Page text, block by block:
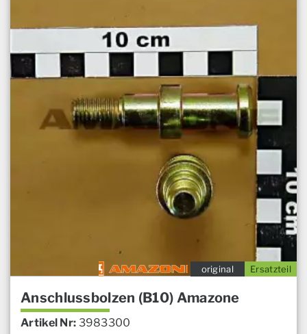
Ersatzteil
original
Anschlussbolzen (B10) Amazone
Artikel Nr: 3983300